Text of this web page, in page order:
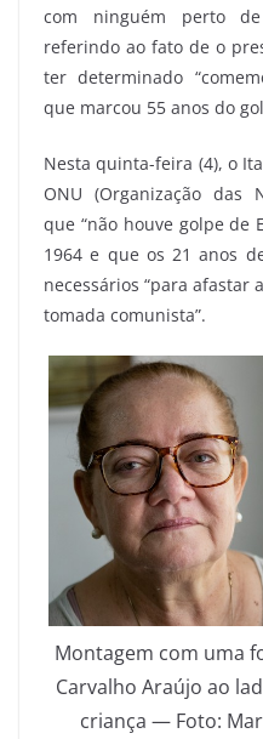
com ninguém perto
referindo ao fato de o
ter determinado
que marcou 55 anos do
Nesta quinta-feira (4), o
ONU (Organização das
que “não houve golpe de
1964 e que os 21 anos
necessários “para afastar
tomada comunista”.
Montagem com uma
Carvalho Araújo ao
criança — Foto: